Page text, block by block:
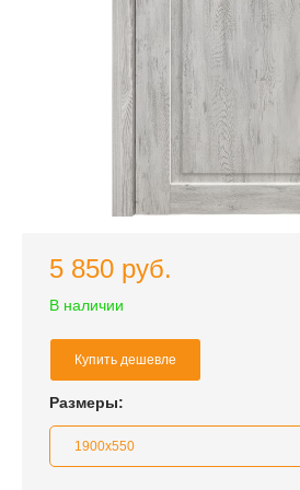
5 850 руб.
В наличии
Купить дешевле
Размеры:
1900x550